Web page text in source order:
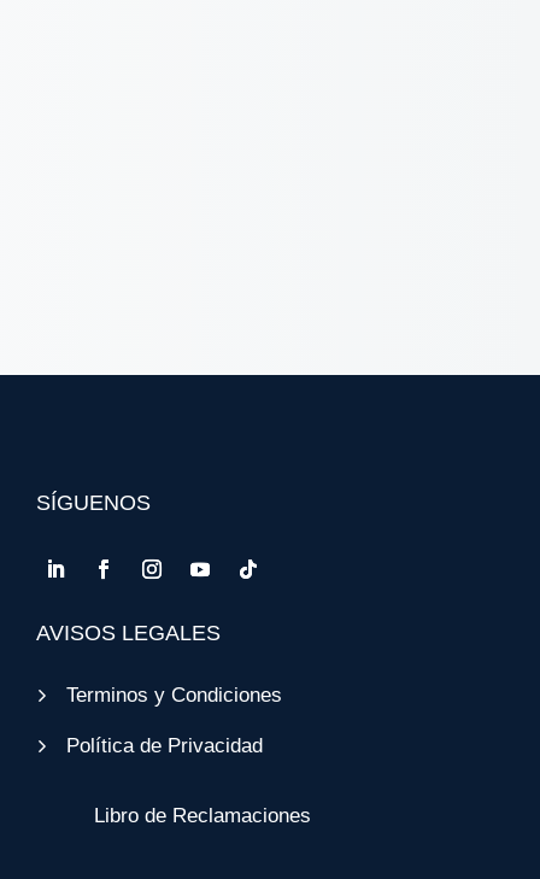
SÍGUENOS
AVISOS LEGALES
Terminos y Condiciones
Política de Privacidad
Libro de Reclamaciones